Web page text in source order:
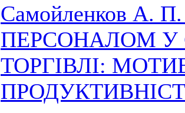
Самойленков А.
ПЕРСОНАЛОМ У
ТОРГІВЛІ: